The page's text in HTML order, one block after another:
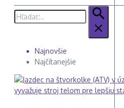
Hľadať:
Najnovšie
Najčítanejšie